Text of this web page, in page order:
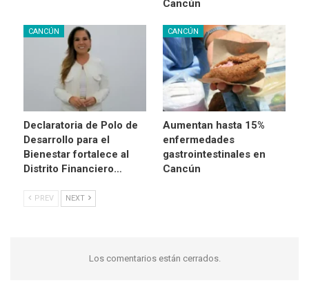
Cancún
CANCÚN
Declaratoria de Polo de
Desarrollo para el
Bienestar fortalece al
Distrito Financiero…
CANCÚN
Aumentan hasta 15%
enfermedades
gastrointestinales en
Cancún
PREV NEXT
Los comentarios están cerrados.